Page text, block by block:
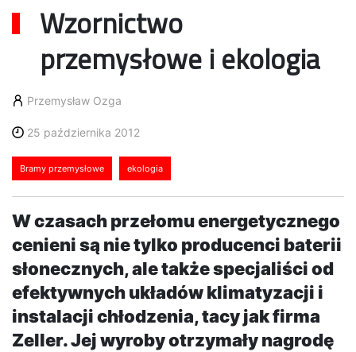
Wzornictwo
przemysłowe i ekologia
Przemysław Ozga
25 października 2012
Bramy przemysłowe ekologia
W czasach przełomu energetycznego
cenieni są nie tylko producenci baterii
słonecznych, ale także specjaliści od
efektywnych układów klimatyzacji i
instalacji chłodzenia, tacy jak firma
Zeller. Jej wyroby otrzymały nagrodę